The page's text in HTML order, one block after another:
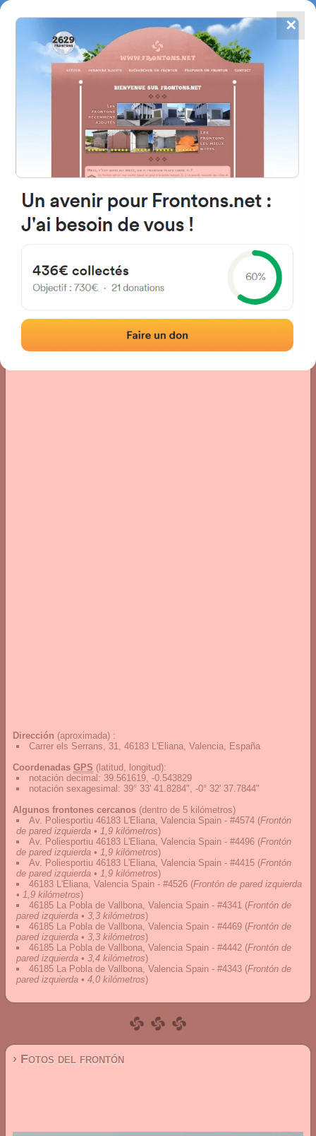
FRONTONS.NET
BUSCAR UN FRONTÓN
AÑADIR UN FRONTÓN
4784
frontones
46183 L'Eliana, Valencia Spain
Carrer els Serrans 31 España
Fotos Comentarios y reseñas
Dirección (aproximada) :
Carrer els Serrans, 31, 46183 L'Eliana, Valencia, España
Coordenadas GPS (latitud, longitud):
notación decimal : 39.561619, -0.543829
notación sexagesimal : 39° 33' 41.8284", -0° 32' 37.7844"
Algunos frontones cercanos (dentro de 5 kilómetros)
Av. Poliesportiu 46183 L'Eliana, Valencia Spain - #4574 (Frontón
de pared izquierda • 1,9 kilómetros)
Av. Poliesportiu 46183 L'Eliana, Valencia Spain - #4496 (Frontón
de pared izquierda • 1,9 kilómetros)
Av. Poliesportiu 46183 L'Eliana, Valencia Spain - #4415 (Frontón
de pared izquierda • 1,9 kilómetros)
46183 L'Eliana, Valencia Spain - #4526 (Frontón de pared izquierda
• 1,9 kilómetros)
46185 La Pobla de Vallbona, Valencia Spain - #4341 (Frontón de
pared izquierda • 3,3 kilómetros)
46185 La Pobla de Vallbona, Valencia Spain - #4469 (Frontón de
pared izquierda • 3,3 kilómetros)
46185 La Pobla de Vallbona, Valencia Spain - #4442 (Frontón de
pared izquierda • 3,4 kilómetros)
46185 La Pobla de Vallbona, Valencia Spain - #4343 (Frontón de
pared izquierda • 4,0 kilómetros)
› Fotos del frontón
✕